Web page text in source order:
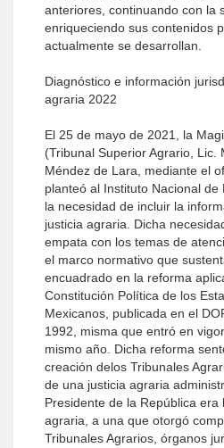
anteriores, continuando con la
enriqueciendo sus contenidos
actualmente se desarrollan.
Diagnóstico e información
agraria 2022
El 25 de mayo de 2021, la
(Tribunal Superior Agrario, Lic.
Méndez de Lara, mediante el
planteó al Instituto Nacional
la necesidad de incluir la
justicia agraria. Dicha
empata con los temas de
el marco normativo que
encuadrado en la reforma
Constitución Política de los
Mexicanos, publicada en el
1992, misma que entró en
mismo año. Dicha reforma
creación delos Tribunales
de una justicia agraria
Presidente de la República era
agraria, a una que otorgó
Tribunales Agrarios, órganos